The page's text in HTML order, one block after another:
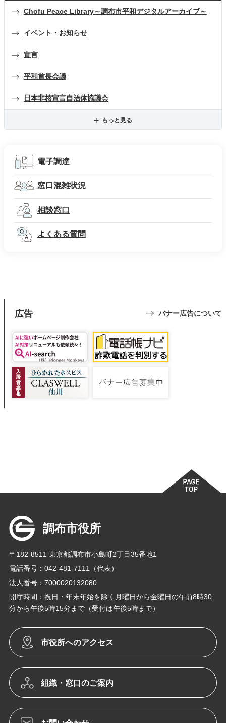
Chofu Peace Library～調布市平和デジタルアーカイブ～
イベント・お知らせ
宣言
平和首長会議
日本非核宣言自治体協議会
もっと見る
電子調達
窓口混雑状況
相談窓口
よくある質問
広告 バナー広告について
調布市役所
〒182-8511 東京都調布市小島町2丁目35番地1
電話番号：042-481-7111（代表）
法人番号：7000020132080
開庁時間：祝日・年末年始を除く月曜日から金曜日の午前8時30
分から午後5時15分まで（受付は午後5時まで）
市役所へのアクセス
組織・窓口のご案内